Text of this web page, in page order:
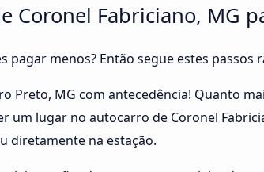
Fabriciano, MG
pagar menos? Então segue estes
Preto, MG com antecedência! Quanto
um lugar no autocarro de Coronel
diretamente na estação.